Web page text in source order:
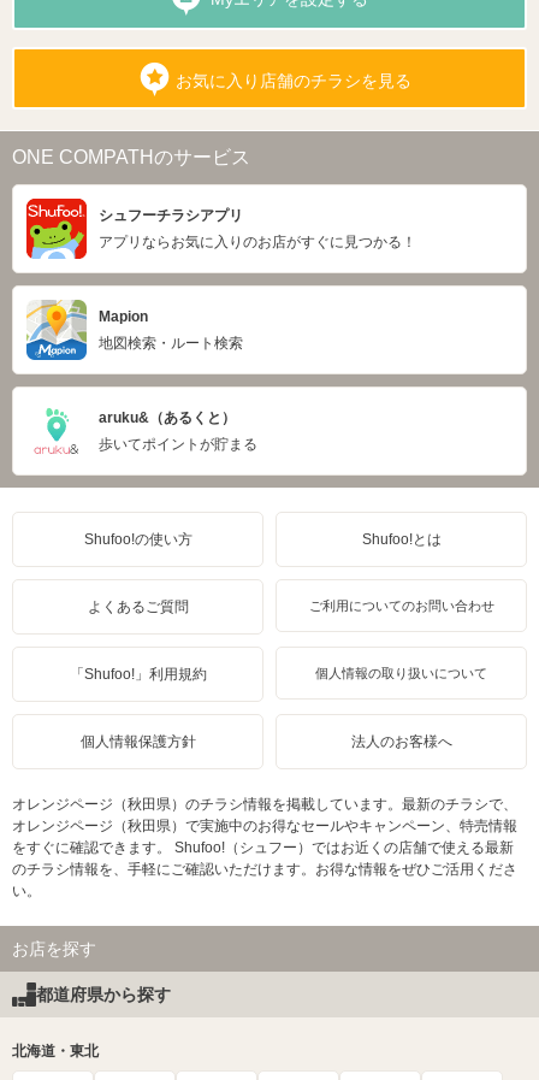
お気に入り店舗のチラシを見る
ONE COMPATHのサービス
シュフーチラシアプリ
アプリならお気に入りのお店がすぐに見つかる！
Mapion
地図検索・ルート検索
aruku&（あるくと）
歩いてポイントが貯まる
Shufoo!の使い方 Shufoo!とは
よくあるご質問 ご利用についてのお問い合わせ
「Shufoo!」利用規約 個人情報の取り扱いについて
個人情報保護方針 法人のお客様へ
オレンジページ（秋田県）のチラシ情報を掲載しています。最新のチラシで、
オレンジページ（秋田県）で実施中のお得なセールやキャンペーン、特売情報
をすぐに確認できます。 Shufoo!（シュフー）ではお近くの店舗で使える最新
のチラシ情報を、手軽にご確認いただけます。お得な情報をぜひご活用くださ
い。
お店を探す
都道府県から探す
北海道・東北